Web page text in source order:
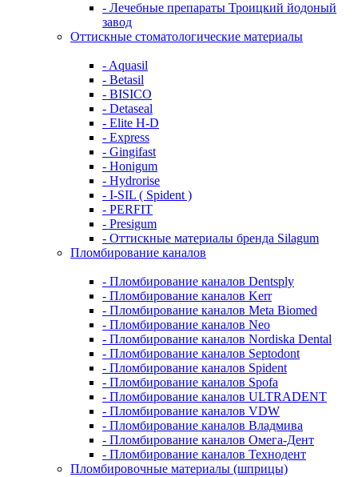
- Лечебные препараты Троицкий йодоный
завод
Оттискные стоматологические материалы
- Aquasil
- Betasil
- BISICO
- Detaseal
- Elite H-D
- Express
- Gingifast
- Honigum
- Hydrorise
- I-SIL ( Spident )
- PERFIT
- Presigum
- Оттискные материалы бренда Silagum
Пломбирование каналов
- Пломбирование каналов Dentsply
- Пломбирование каналов Kerr
- Пломбирование каналов Meta Biomed
- Пломбирование каналов Neo
- Пломбирование каналов Nordiska Dental
- Пломбирование каналов Septodont
- Пломбирование каналов Spident
- Пломбирование каналов Spofa
- Пломбирование каналов ULTRADENT
- Пломбирование каналов VDW
- Пломбирование каналов Владмива
- Пломбирование каналов Омега-Дент
- Пломбирование каналов Технодент
Пломбировочные материалы (шприцы)